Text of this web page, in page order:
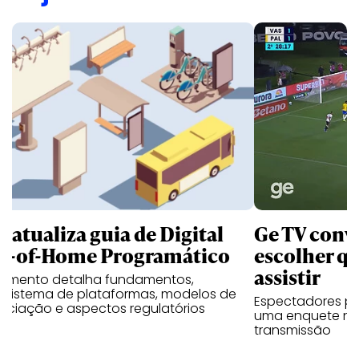
atualiza guia de Digital
of-Home Programático
detalha fundamentos,
de plataformas, modelos de
e aspectos regulatórios
Ge TV
escolher
assistir
Espectadores
uma enquete
transmissão